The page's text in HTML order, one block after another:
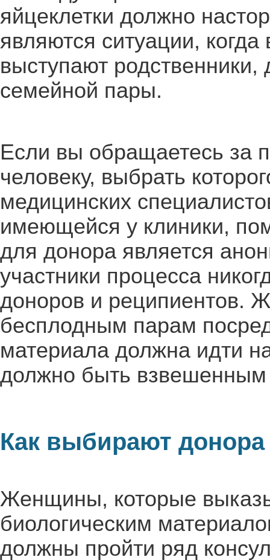
яйцеклетки должно
являются ситуации, когда
выступают
семейной пары.
Если вы обращаетесь за
человеку, выбрать
медицинских
имеющейся у клиники,
для донора является
участники процесса
доноров и реципиентов.
бесплодным парам
материала должна идти
должно быть
Как выбирают донора
Женщины, которые
биологическим
должны пройти ряд